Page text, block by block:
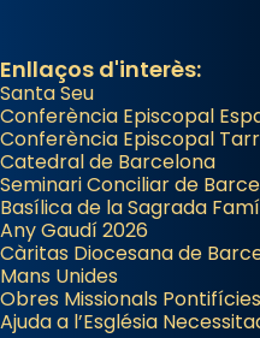
Enllaços d'interès:
Santa Seu
Conferència Episcopal
Conferència Episcopal
Catedral de Barcelona
Seminari Conciliar de
Basílica de la Sagrada
Any Gaudí 2026
Càritas Diocesana de
Mans Unides
Obres Missionals Pontifícies
Ajuda a l’Església